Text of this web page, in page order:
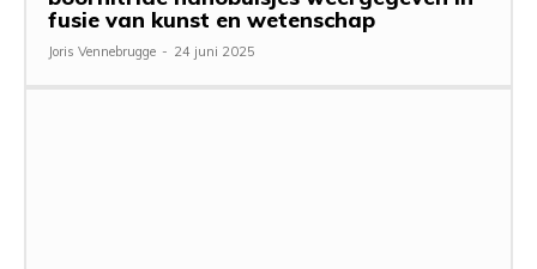
fusie van kunst en wetenschap
Joris Vennebrugge - 24 juni 2025